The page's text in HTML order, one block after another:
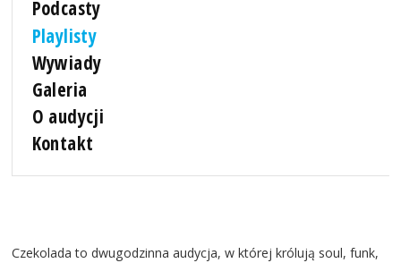
Podcasty
Playlisty
Wywiady
Galeria
O audycji
Kontakt
Czekolada to dwugodzinna audycja, w której królują soul, funk,